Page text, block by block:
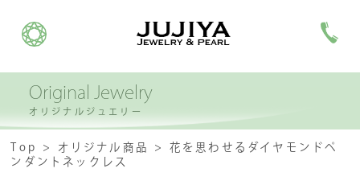
Original Jewelry
オリジナルジュエリー
Top オリジナル商品
花を思わせるダイヤモンドペ
ンダントネックレス